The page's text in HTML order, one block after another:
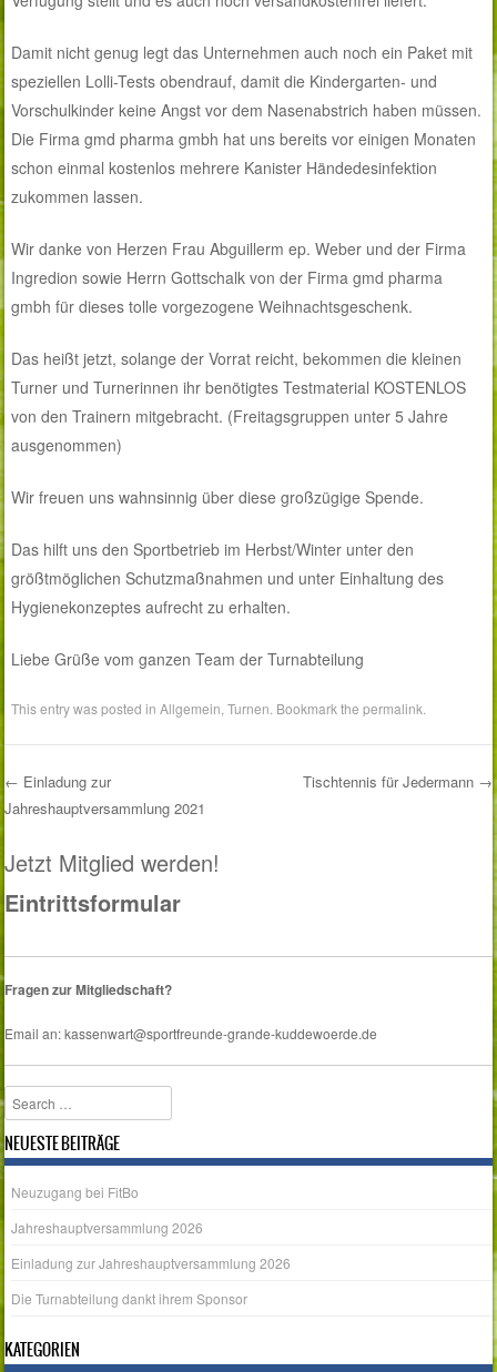
Damit nicht genug legt das Unternehmen auch noch ein Paket mit
speziellen Lolli-Tests obendrauf, damit die Kindergarten- und
Vorschulkinder keine Angst vor dem Nasenabstrich haben müssen.
Die Firma gmd pharma gmbh hat uns bereits vor einigen Monaten
schon einmal kostenlos mehrere Kanister Händedesinfektion
zukommen lassen.
Wir danke von Herzen Frau Abguillerm ep. Weber und der Firma
Ingredion sowie Herrn Gottschalk von der Firma gmd pharma
gmbh für dieses tolle vorgezogene Weihnachtsgeschenk.
Das heißt jetzt, solange der Vorrat reicht, bekommen die kleinen
Turner und Turnerinnen ihr benötigtes Testmaterial KOSTENLOS
von den Trainern mitgebracht. (Freitagsgruppen unter 5 Jahre
ausgenommen)
Wir freuen uns wahnsinnig über diese großzügige Spende.
Das hilft uns den Sportbetrieb im Herbst/Winter unter den
größtmöglichen Schutzmaßnahmen und unter Einhaltung des
Hygienekonzeptes aufrecht zu erhalten.
Liebe Grüße vom ganzen Team der Turnabteilung
This entry was posted inAllgemein ,Turnen . Bookmark thepermalink
Post navigation
← Einladung zur
Jahreshauptversammlung 2021
Tischtennis für Jedermann →
Jetzt Mitglied werden!
Eintrittsformular
Fragen zur Mitgliedschaft?
Email an: kassenwart@sportfreunde-grande-kuddewoerde.de
Search
NEUESTE BEITRÄGE
Neuzugang bei FitBo
Jahreshauptversammlung 2026
Einladung zur Jahreshauptversammlung 2026
Die Turnabteilung dankt ihrem Sponsor
KATEGORIEN